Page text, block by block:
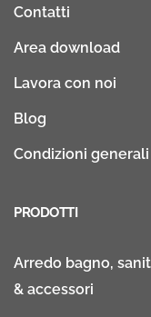
Contatti
Area download
Lavora con noi
Blog
Condizioni
PRODOTTI
Arredo bagno,
& accessori